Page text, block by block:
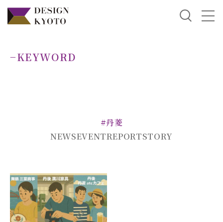
−KEYWORD
#丹菱
NEWSEVENTREPORTSTORY